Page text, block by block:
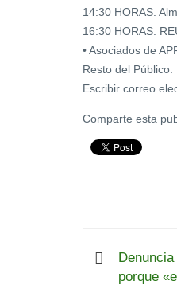
14:30 HORAS.
16:30 HORAS.
• Asociados de
Resto del Público:
Escribir correo
Comparte esta
porque